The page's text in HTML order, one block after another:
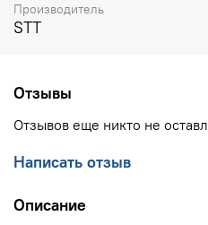
Производитель
STT
Отзывы
Отзывов еще никто не
Написать отзыв
Описание